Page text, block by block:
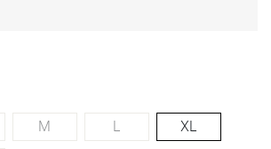
M L XL